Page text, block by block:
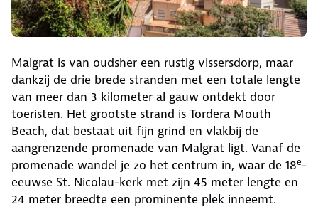
Malgrat is van oudsher een rustig vissersdorp, maar
dankzij de drie brede stranden met een totale lengte
van meer dan 3 kilometer al gauw ontdekt door
toeristen. Het grootste strand is Tordera Mouth
Beach, dat bestaat uit fijn grind en vlakbij de
aangrenzende promenade van Malgrat ligt. Vanaf de
promenade wandel je zo het centrum in, waar de 18e-
eeuwse St. Nicolau-kerk met zijn 45 meter lengte en
24 meter breedte een prominente plek inneemt.